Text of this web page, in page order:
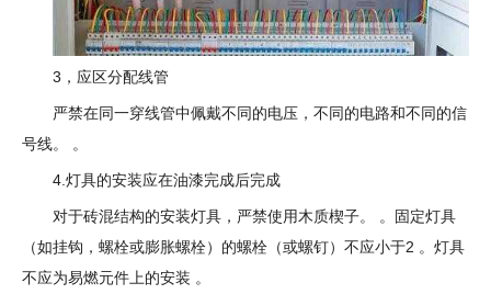
3，应区分配线管
严禁在同一穿线管中佩戴不同的电压，不同的电路和不同的信
号线。 。
4.灯具的安装应在油漆完成后完成
对于砖混结构的安装灯具，严禁使用木质楔子。 。固定灯具
（如挂钩，螺栓或膨胀螺栓）的螺栓（或螺钉）不应小于2 。灯具
不应为易燃元件上的安装 。